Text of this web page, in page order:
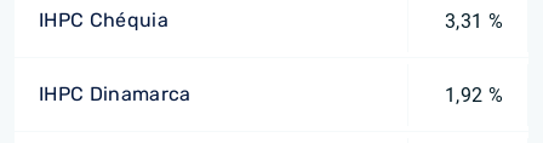
IHPC Chéquia 3,31 %
IHPC Dinamarca 1,92 %